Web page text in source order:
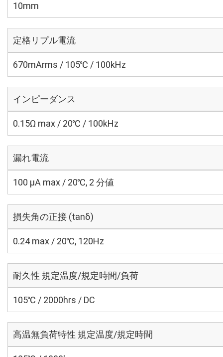
10mm
定格リプル電流
670mArms / 105℃ / 100kHz
インピーダンス
0.15Ω max / 20℃ / 100kHz
漏れ電流
100 μA max / 20℃, 2 分値
損失角の正接 (tanδ)
0.24 max / 20℃, 120Hz
耐久性 規定温度/規定時間/負荷
105℃ / 2000hrs / DC
高温無負荷特性 規定温度/規定時間